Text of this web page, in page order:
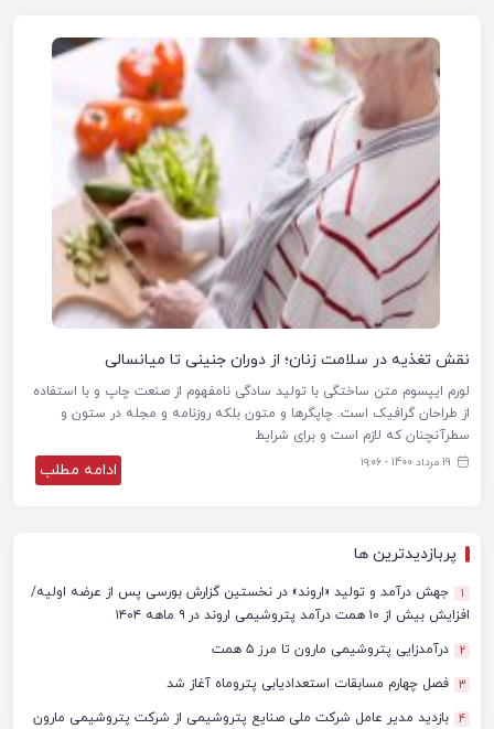
نقش تغذیه در سلامت زنان؛ از دوران جنینی تا میانسالی
لورم ایپسوم متن ساختگی با تولید سادگی نامفهوم از صنعت چاپ و با استفاده
از طراحان گرافیک است. چاپگرها و متون بلکه روزنامه و مجله در ستون و
سطرآنچنان که لازم است و برای شرایط
19 مرداد 1400 - ۱۹:۰۶ ادامه مطلب
پربازدیدترین ها
1
جهش درآمد و تولید «اروند» در نخستین گزارش بورسی پس از عرضه اولیه/
افزایش بیش از ۱۰ همت درآمد پتروشیمی اروند در ۹ ماهه ۱۴۰۴
2 درآمدزایی پتروشیمی مارون تا مرز ۵ همت
3 فصل چهارم مسابقات استعدادیابی پتروماه آغاز شد
4 بازدید مدیر عامل شرکت ملی صنایع پتروشیمی از شرکت پتروشیمی مارون